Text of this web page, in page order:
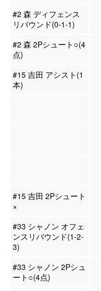
#2 森 ディフェンス
リバウンド(0-1-1)
#2 森 2Pシュート○(4
点)
#15 吉田 アシスト(1
本)
#15 吉田 2Pシュート
×
#33 シャノン オフェ
ンスリバウンド(1-2-
3)
#33 シャノン 2Pシュ
ート○(4点)